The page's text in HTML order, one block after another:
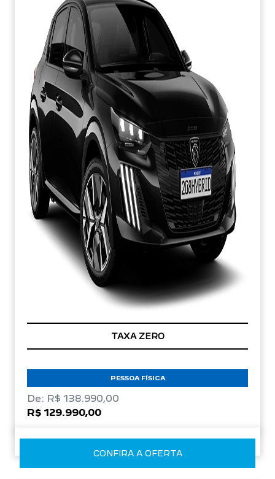
TAXA ZERO
PESSOA FÍSICA
De: R$ 138.990,00
R$ 129.990,00
CONFIRA A OFERTA